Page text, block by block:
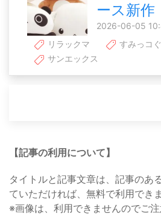
ース新作
2026-06-05
リラックマ
すみっコ
サンエックス
【記事の利用について】
タイトルと記事文章は、記事のあ
ていただければ、無料で利用できま
※画像は、利用できませんのでご注